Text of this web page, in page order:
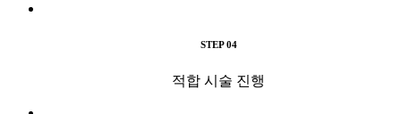
STEP 04
적합 시술 진행